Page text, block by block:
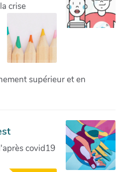
crise
supérieur et en
covid19